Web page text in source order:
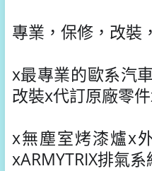
專業，保修，改裝
x最專業的歐系汽
改裝x代訂原廠零
x無塵室烤漆爐x
xARMYTRIX排氣系